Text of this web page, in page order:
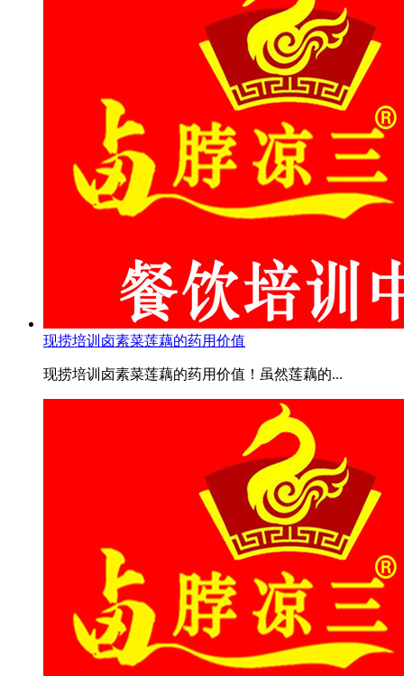
现捞培训卤素菜莲藕的药用价值
现捞培训卤素菜莲藕的药用价值！虽然莲藕的...